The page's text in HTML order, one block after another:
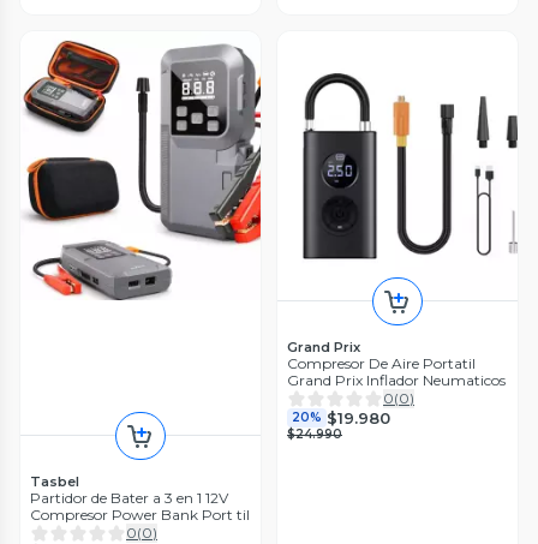
Tasbel
Partidor de Bater a 3 en 1 12V
Compresor Power Bank Port til
0(0)
Grand Prix
Compresor De Aire Portatil
Grand Prix Inflador Neumaticos
0(0)
20% $19.980
$24.990